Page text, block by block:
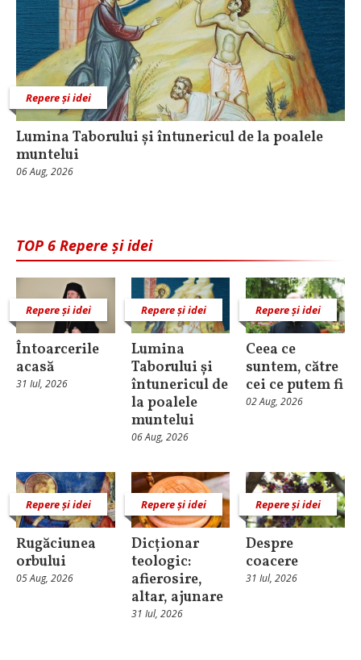
Repere și idei
Lumina Taborului și întunericul de la poalele
muntelui
06 Aug, 2026
TOP 6 Repere și idei
Repere și idei
Întoarcerile
acasă
31 Iul, 2026
Repere și idei
Lumina
Taborului și
întunericul de
la poalele
muntelui
06 Aug, 2026
Repere și idei
Ceea ce
suntem, către
cei ce putem fi
02 Aug, 2026
Repere și idei
Rugăciunea
orbului
05 Aug, 2026
Repere și idei
Dicționar
teologic:
afierosire,
altar, ajunare
31 Iul, 2026
Repere și idei
Despre
coacere
31 Iul, 2026